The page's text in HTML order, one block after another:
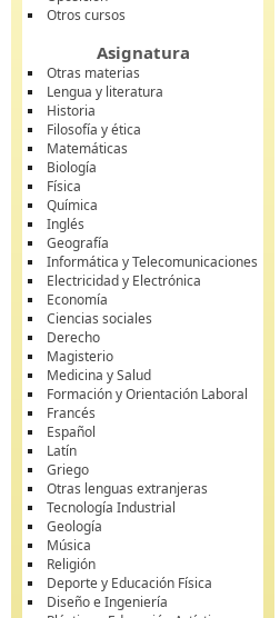
Otros cursos
Asignatura
Otras materias
Lengua y literatura
Historia
Filosofía y ética
Matemáticas
Biología
Física
Química
Inglés
Geografía
Informática y Telecomunicaciones
Electricidad y Electrónica
Economía
Ciencias sociales
Derecho
Magisterio
Medicina y Salud
Formación y Orientación Laboral
Francés
Español
Latín
Griego
Otras lenguas extranjeras
Tecnología Industrial
Geología
Música
Religión
Deporte y Educación Física
Diseño e Ingeniería